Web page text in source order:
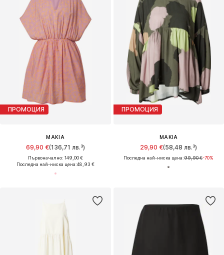
ПРОМОЦИЯ
MAKIA
69,90 €(136,71 лв.³)
Първоначално: 149,00 €
Последна най-ниска цена:48,93 €
ПРОМОЦИЯ
MAKIA
29,90 €(58,48 лв.³)
Последна най-ниска цена:99,90 €-70%